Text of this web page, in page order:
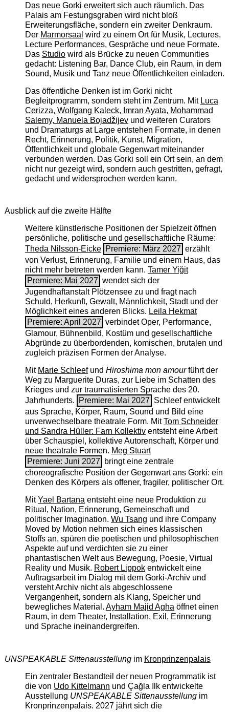
Das neue Gorki erweitert sich auch räumlich. Das
Palais am Festungsgraben wird nicht bloß
Erweiterungsfläche, sondern ein zweiter Denkraum.
Der Marmorsaal wird zu einem Ort für Musik, Lectures,
Lecture Performances, Gespräche und neue Formate.
Das Studiowird als Brücke zu neuen Communities
gedacht: Listening Bar, Dance Club, ein Raum, in dem
Sound, Musik und Tanz neue Öffentlichkeiten einladen.
Das öffentliche Denken ist im Gorki nicht
Begleitprogramm, sondern steht im Zentrum. Mit Luca
Cerizza, Wolfgang Kaleck, Imran Ayata, Mohammad
Salemy, Manuela Bojadžijevund weiteren Curators
und Dramaturgs at Large entstehen Formate, in denen
Recht, Erinnerung, Politik, Kunst, Migration,
Öffentlichkeit und globale Gegenwart miteinander
verbunden werden. Das Gorki soll ein Ort sein, an dem
nicht nur gezeigt wird, sondern auch gestritten, gefragt,
gedacht und widersprochen werden kann.
Ausblick auf die zweite Hälfte
Weitere künstlerische Positionen der Spielzeit öffnen
persönliche, politische und gesellschaftliche Räume:
Theda Nilsson-Eicke Premiere: März 2027 erzählt
von Verlust, Erinnerung, Familie und einem Haus, das
nicht mehr betreten werden kann. Tamer Yiğit
Premiere: Mai 2027 wendet sich der
Jugendhaftanstalt Plötzensee zu und fragt nach
Schuld, Herkunft, Gewalt, Männlichkeit, Stadt und der
Möglichkeit eines anderen Blicks. Leila Hekmat
Premiere: April 2027 verbindet Oper, Performance,
Glamour, Bühnenbild, Kostüm und gesellschaftliche
Abgründe zu überbordenden, komischen, brutalen und
zugleich präzisen Formen der Analyse.
Mit Marie Schleefund Hiroshima mon amourführt der
Weg zu Marguerite Duras, zur Liebe im Schatten des
Krieges und zur traumatisierten Sprache des 20.
Jahrhunderts.
Premiere: Mai 2027 Schleef entwickelt
aus Sprache, Körper, Raum, Sound und Bild eine
unverwechselbare theatrale Form. MitTom Schneider
und Sandra Hüller: Farn Kollektiventsteht eine Arbeit
über Schauspiel, kollektive Autorenschaft, Körper und
neue theatrale Formen. Meg Stuart
Premiere: Juni 2027
bringt eine zentrale
choreografische Position der Gegenwart ans Gorki: ein
Denken des Körpers als offener, fragiler, politischer Ort.
MitYael Bartanaentsteht eine neue Produktion zu
Ritual, Nation, Erinnerung, Gemeinschaft und
politischer Imagination. Wu Tsang und ihre Company
Moved by Motion nehmen sich eines klassischen
Stoffs an, spüren die poetischen und philosophischen
Aspekte auf und verdichten sie zu einer
phantastischen Welt aus Bewegung, Poesie, Virtual
Reality und Musik. Robert Lippokentwickelt eine
Auftragsarbeit im Dialog mit dem Gorki-Archiv und
versteht Archiv nicht als abgeschlossene
Vergangenheit, sondern als Klang, Speicher und
bewegliches Material. Ayham Majid Aghaöffnet einen
Raum, in dem Theater, Installation, Exil, Erinnerung
und Sprache ineinandergreifen.
UNSPEAKABLE Sittenausstellungim Kronprinzenpalais
Ein zentraler Bestandteil der neuen Programmatik ist
die von Udo Kittelmann und Çağla Ilk entwickelte
Ausstellung UNSPEAKABLE Sittenausstellungim
Kronprinzenpalais. 2027 jährt sich die